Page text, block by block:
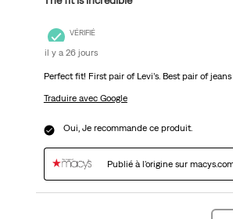
VÉRIFIÉ
il y a 26 jours
Perfect fit! First pair of Levi’s. Best pair of
Traduire avec Google
Oui, Je recommande ce produit.
Publié à l'origine sur